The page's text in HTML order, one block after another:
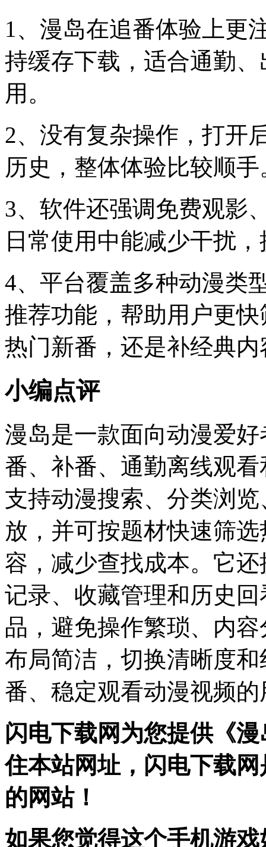
1、漫岛在追番体验上更
持缓存下载，适合通勤
用。
2、没有复杂操作，打开
历史，整体体验比较顺手
3、软件还强调免费观影
日常使用中能减少干扰
4、平台覆盖多种动漫类
推荐功能，帮助用户更
热门新番，还是补经典
小编点评
漫岛是一款面向动漫爱
番、补番、通勤离线观
支持动漫搜索、分类浏
放，并可按题材快速筛
容，减少查找成本。它
记录、收藏管理和历史
品，避免操作繁琐、内
布局简洁，切换清晰度
番、稳定观看动漫视频的
闪电下载网为您提供《
住本站网址，闪电下载
的网站！
如果您觉得这个手机游